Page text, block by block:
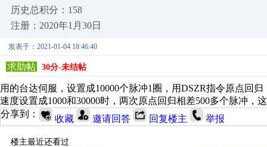
历史总积分：158
注册：2020年1月30日
发表于：2021-01-04 18:46:40
求助帖 30分-未结帖
用的台达伺服，设置成10000个脉冲1圈，用DSZR指令原点回
速度设置成1000和30000时，两次原点回归相差500多个脉冲，
分享到：
收藏 邀请回答 回复楼主 举报
楼主最近还看过